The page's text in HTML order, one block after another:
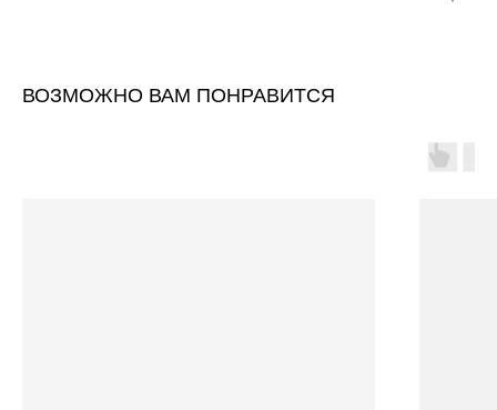
ВОЗМОЖНО ВАМ ПОНРАВИТСЯ